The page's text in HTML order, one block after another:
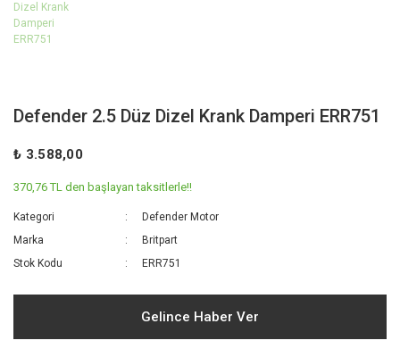
Defender 2.5 Düz Dizel Krank Damperi ERR751
₺ 3.588,00
370,76 TL den başlayan taksitlerle!!
Kategori
Defender Motor
Marka
Britpart
Stok Kodu
ERR751
Gelince Haber Ver